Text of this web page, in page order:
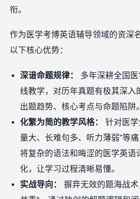
衔。
作为医学考博英语辅导领域的资深
以下核心优势：
深谙命题规律：
多年深耕全国
线教学，对历年真题有极其深入
出题趋势、核心考点与命题陷阱。
化繁为简的教学风格：
针对医
量大、长难句多、听力薄弱”等
将复杂的语法和晦涩的医学英语
化，让学习过程清晰易懂。
实战导向：
摒弃无效的题海战